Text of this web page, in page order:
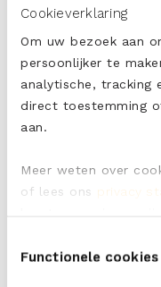
Cookieverklaring
Om uw bezoek aan
persoonlijker te
analytische, tracking
direct toestemming
aan.
Meer weten over
of lees ons privacy
Functionele cookies
combinatie van fruit,
jouw kind een
krijgt.
Twinkle twinkle